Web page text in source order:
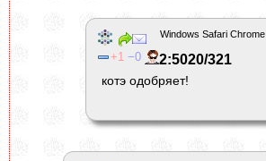
Windows Safari Chrome
1 0 2:5020/321
котэ одобряет!